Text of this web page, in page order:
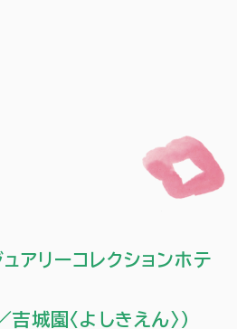
アリーコレクションホテ
城園〈よしきえん〉）